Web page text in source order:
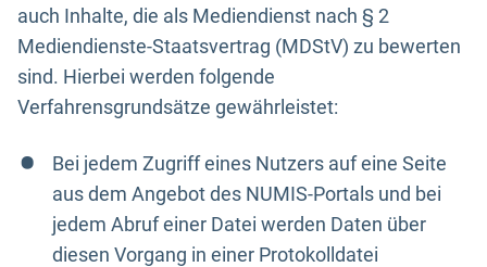
auch Inhalte, die als Mediendienst nach § 2
Mediendienste-Staatsvertrag (MDStV) zu bewerten
sind. Hierbei werden folgende
Verfahrensgrundsätze gewährleistet:
Bei jedem Zugriff eines Nutzers auf eine Seite
aus dem Angebot des NUMIS-Portals und bei
jedem Abruf einer Datei werden Daten über
diesen Vorgang in einer Protokolldatei